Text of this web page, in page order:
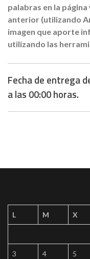
palabras en la
anterior (utilizando
imagen que aporte
utilizando las
Fecha de entrega
a las 00:00 horas.
L
M X
3 4 5